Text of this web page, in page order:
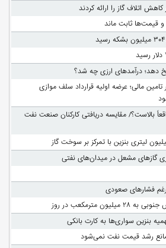
اتلاف گاز را ارائه کردند
قیمت‌ها ثابت ماند
دهد؛ درآمدهای ارزی چه شد؟
مالی؛ عرضه اولیه قرارداد سلف موازی
بالاست؟/ مقایسه دریافتی کارکنان صنعت نفت
گازهای مشعل در میدان‌های نفتی
فشارهای صعودی
بنزین سواری‌ها به کارت بانکی
مانع رشد قیمت نفت نمی‌شود